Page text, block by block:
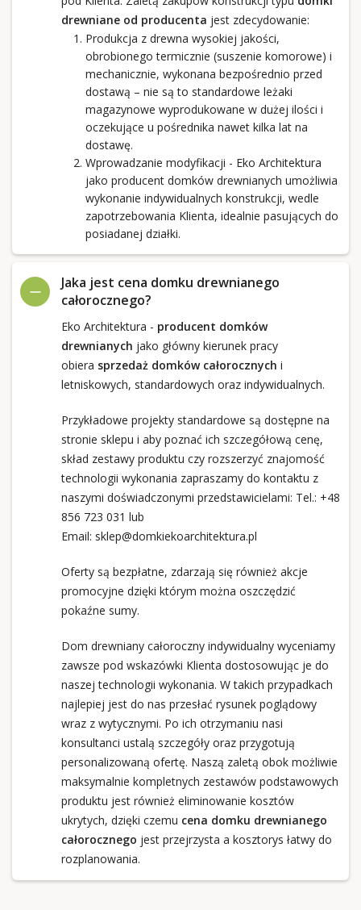
drewniane od producenta jest zdecydowanie:
Produkcja z drewna wysokiej jakości,
obrobionego termicznie (suszenie komorowe) i
mechanicznie, wykonana bezpośrednio przed
dostawą – nie są to standardowe leżaki
magazynowe wyprodukowane w dużej ilości i
oczekujące u pośrednika nawet kilka lat na
dostawę.
Wprowadzanie modyfikacji - Eko Architektura
jako producent domków drewnianych umożliwia
wykonanie indywidualnych konstrukcji, wedle
zapotrzebowania Klienta, idealnie pasujących do
posiadanej działki.
Jaka jest cena domku drewnianego
całorocznego?
Eko Architektura - producent domków
drewnianych jako główny kierunek pracy
obiera sprzedaż domków całorocznych i
letniskowych, standardowych oraz indywidualnych.
Przykładowe projekty standardowe są dostępne na
stronie sklepu i aby poznać ich szczegółową cenę,
skład zestawy produktu czy rozszerzyć znajomość
technologii wykonania zapraszamy do kontaktu z
naszymi doświadczonymi przedstawicielami: Tel.: +48
856 723 031 lub
Email: sklep@domkiekoarchitektura.pl
Oferty są bezpłatne, zdarzają się również akcje
promocyjne dzięki którym można oszczędzić
pokaźne sumy.
Dom drewniany całoroczny indywidualny wyceniamy
zawsze pod wskazówki Klienta dostosowując je do
naszej technologii wykonania. W takich przypadkach
najlepiej jest do nas przesłać rysunek poglądowy
wraz z wytycznymi. Po ich otrzymaniu nasi
konsultanci ustalą szczegóły oraz przygotują
personalizowaną ofertę. Naszą zaletą obok możliwie
maksymalnie kompletnych zestawów podstawowych
produktu jest również eliminowanie kosztów
ukrytych, dzięki czemu cena domku drewnianego
całorocznego jest przejrzysta a kosztorys łatwy do
rozplanowania.